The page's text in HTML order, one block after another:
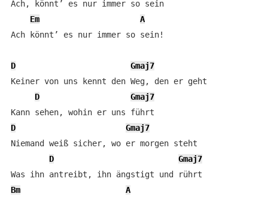
Ach, könnt’ es nur immer so sein
Em
A
Ach könnt’ es nur immer so sein!
D
Gmaj7
Keiner von uns kennt den Weg, den er geht
D
Gmaj7
D
Gmaj7
Niemand weiß sicher, wo er morgen steht
D
Gmaj7
Bm
A